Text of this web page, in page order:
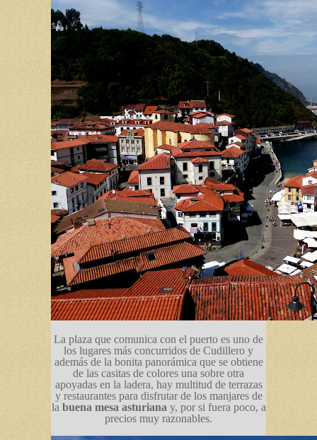
La plaza que comunica con el puerto es uno de
los lugares más concurridos de Cudillero y
además de la bonita panorámica que se obtiene
de las casitas de colores una sobre otra
apoyadas en la ladera, hay multitud de terrazas
y restaurantes para disfrutar de los manjares de
la buena mesa asturiana y, por si fuera poco, a
precios muy razonables.